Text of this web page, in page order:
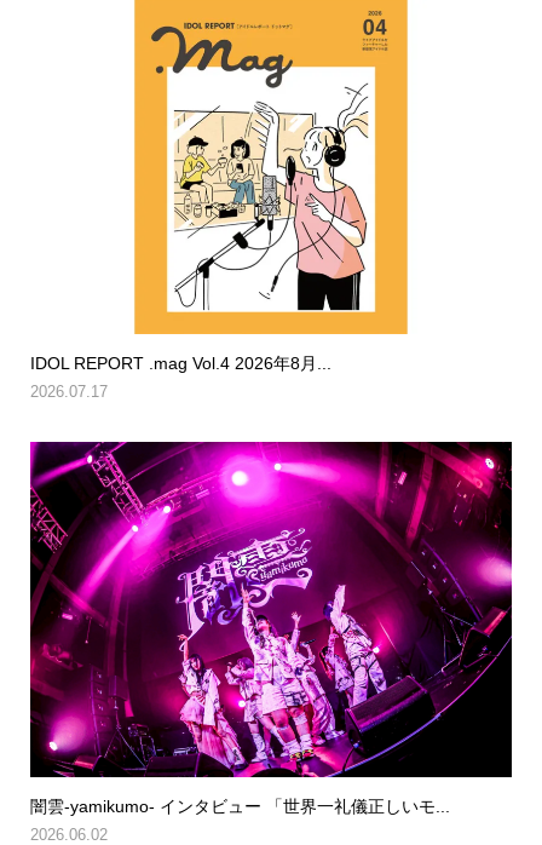
IDOL REPORT .mag Vol.4 2026年8月...
2026.07.17
闇雲-yamikumo- インタビュー 「世界一礼儀正しいモ...
2026.06.02